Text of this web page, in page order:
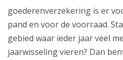
goederenverzekering is er
pand en voor de voorraad.
gebied waar ieder jaar veel
jaarwisseling vieren? Dan